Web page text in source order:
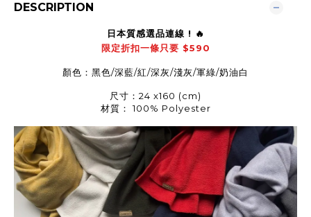
DESCRIPTION
日本質感選品連線 ! 🔥
限定折扣一條只要 $590
顏色：黑色/深藍/紅/深灰/淺灰/軍綠/奶油白
尺寸：24 x160 (cm)
材質： 100% Polyester